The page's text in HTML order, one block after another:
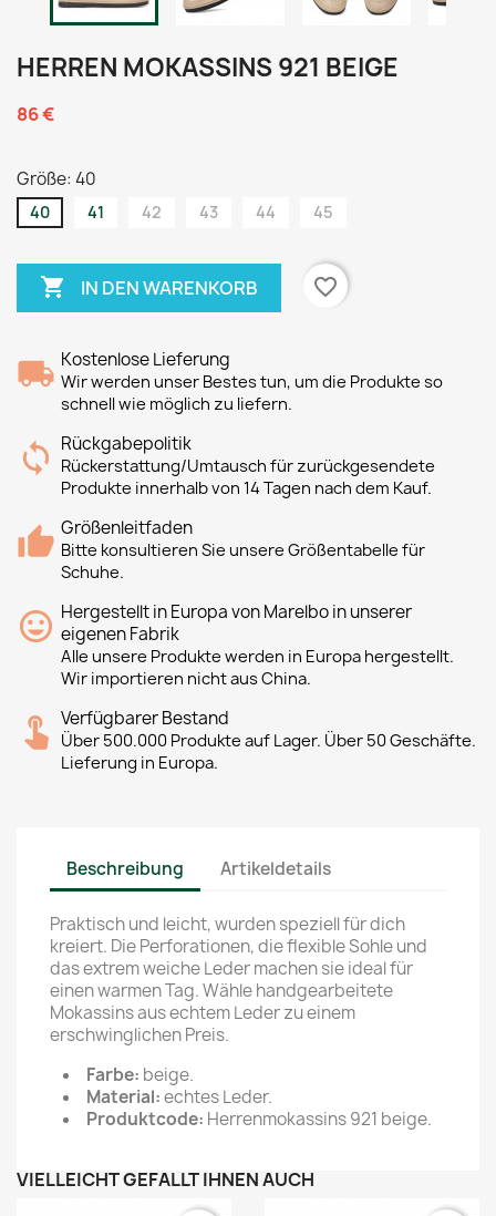
HERREN MOKASSINS 921 BEIGE
86 €
Größe: 40
40 41 42 43 44 45
 IN DEN WARENKORB favorite_border
Kostenlose Lieferung
Wir werden unser Bestes tun, um die Produkte so
schnell wie möglich zu liefern.
Rückgabepolitik
Rückerstattung/Umtausch für zurückgesendete
Produkte innerhalb von 14 Tagen nach dem Kauf.
Größenleitfaden
Bitte konsultieren Sie unsere Größentabelle für
Schuhe.
Hergestellt in Europa von Marelbo in unserer
eigenen Fabrik
Alle unsere Produkte werden in Europa hergestellt.
Wir importieren nicht aus China.
Verfügbarer Bestand
Über 500.000 Produkte auf Lager. Über 50 Geschäfte.
Lieferung in Europa.
Beschreibung Artikeldetails
Praktisch und leicht, wurden speziell für dich
kreiert. Die Perforationen, die flexible Sohle und
das extrem weiche Leder machen sie ideal für
einen warmen Tag. Wähle handgearbeitete
Mokassins aus echtem Leder zu einem
erschwinglichen Preis.
Farbe: beige.
Material:echtes Leder.
Produktcode: Herrenmokassins 921 beige.
VIELLEICHT GEFÄLLT IHNEN AUCH